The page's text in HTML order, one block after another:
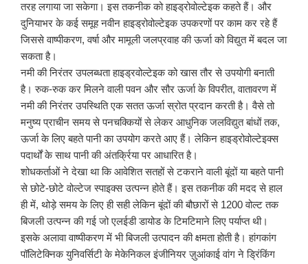
तरह लगाया जा सकेगा। इस तकनीक को हाइड्रोवोल्टेइक कहते हैं। और
दुनियाभर के कई समूह नवीन हाइड्रोवोल्टेइक उपकरणों पर काम कर रहे हैं
जिससे वाष्पीकरण, वर्षा और मामूली जलप्रवाह की ऊर्जा को विद्युत में बदल जा
सकता है।
नमी की निरंतर उपलब्धता हाइड्रवोल्टेइक को खास तौर से उपयोगी बनाती
है। रुक-रुक कर मिलने वाली पवन और सौर ऊर्जा के विपरीत, वातावरण में
नमी की निरंतर उपस्थिति एक सतत ऊर्जा स्रोत प्रदान करती है। वैसे तो
मनुष्य प्राचीन समय से पनचक्कियों से लेकर आधुनिक जलविद्युत बांधों तक,
ऊर्जा के लिए बहते पानी का उपयोग करते आए हैं। लेकिन हाइड्रोवोल्टेइक्स
पदार्थों के साथ पानी की अंतर्क्रिया पर आधारित है।
शोधकर्ताओं ने देखा था कि आवेशित सतहों से टकराने वाली बूंदों या बहते पानी
से छोटे-छोटे वोल्टेज स्पाइक्स उत्पन्न होते हैं। इस तकनीक की मदद से हाल
ही में, थोड़े समय के लिए ही सही लेकिन बूंदों की बौछारों से 1200 वोल्ट तक
बिजली उत्पन्न की गई जो एलईडी डायोड के टिमटिमाने लिए पर्याप्त थी।
इसके अलावा वाष्पीकरण में भी बिजली उत्पादन की क्षमता होती है। हांगकांग
पॉलिटेक्निक युनिवर्सिटी के मेकेनिकल इंजीनियर ज़ुआंकाई वांग ने ड्रिंकिंग